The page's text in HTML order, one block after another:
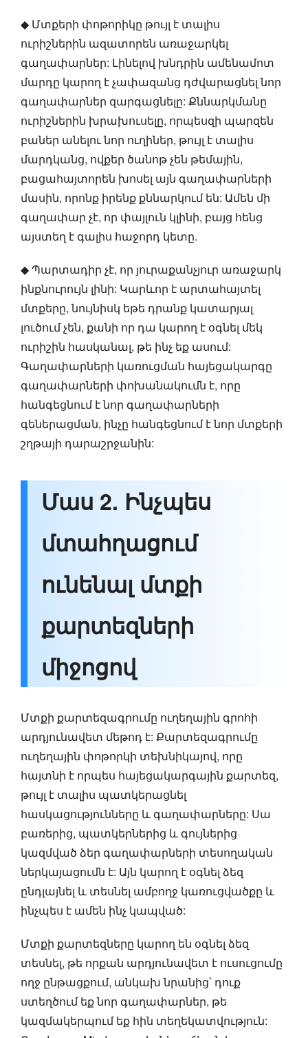
◆ Մտքերի փոթորիկը թույլ է տալիս
ուրիշներին ազատորեն առաջարկել
գաղափարներ: Լինելով խնդրին ամենամոտ
մարդը կարող է չափազանց դժվարացնել նոր
գաղափարներ զարգացնելը: Քննարկմանը
ուրիշներին խրախուսելը, որպեսզի պարզեն
բաներ անելու նոր ուղիներ, թույլ է տալիս
մարդկանց, ովքեր ծանոթ չեն թեմային,
բացահայտորեն խոսել այն գաղափարների
մասին, որոնք իրենք քննարկում են: Ամեն մի
գաղափար չէ, որ փայլուն կլինի, բայց հենց
այստեղ է գալիս հաջորդ կետը.
◆ Պարտադիր չէ, որ յուրաքանչյուր առաջարկ
ինքնուրույն լինի: Կարևոր է արտահայտել
մտքերը, նույնիսկ եթե դրանք կատարյալ
լուծում չեն, քանի որ դա կարող է օգնել մեկ
ուրիշին հասկանալ, թե ինչ եք ասում:
Գաղափարների կառուցման հայեցակարգը
գաղափարների փոխանակումն է, որը
հանգեցնում է նոր գաղափարների
գեներացման, ինչը հանգեցնում է նոր մտքերի
շղթայի դարաշրջանին:
Մաս 2. Ինչպես
մտահղացում
ունենալ մտքի
քարտեզների
միջոցով
Մտքի քարտեզագրումը ուղեղային գրոհի
արդյունավետ մեթոդ է: Քարտեզագրումը
ուղեղային փոթորկի տեխնիկայով, որը
հայտնի է որպես հայեցակարգային քարտեզ,
թույլ է տալիս պատկերացնել
հասկացությունները և գաղափարները: Սա
բառերից, պատկերներից և գույներից
կազմված ձեր գաղափարների տեսողական
ներկայացումն է: Այն կարող է օգնել ձեզ
ընդլայնել և տեսնել ամբողջ կառուցվածքը և
ինչպես է ամեն ինչ կապված:
Մտքի քարտեզները կարող են օգնել ձեզ
տեսնել, թե որքան արդյունավետ է ուսուցումը
ողջ ընթացքում, անկախ նրանից՝ դուք
ստեղծում եք նոր գաղափարներ, թե
կազմակերպում եք հին տեղեկատվություն: